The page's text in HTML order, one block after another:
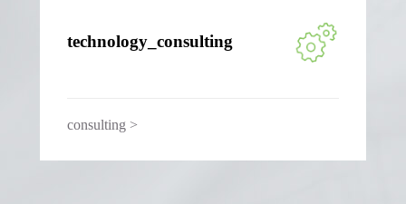
technology_consulting
consulting >